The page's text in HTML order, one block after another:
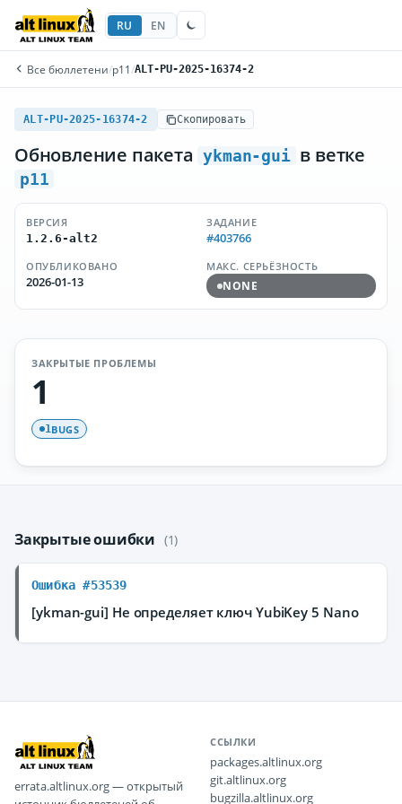
RU EN
Все бюллетени/p11 /ALT-PU-2025-16374-2
ALT-PU-2025-16374-2 Скопировать
Обновление пакета ykman-gui в ветке
p11
ВЕРСИЯ
1.2.6-alt2
ЗАДАНИЕ
#403766
ОПУБЛИКОВАНО
2026-01-13
МАКС. СЕРЬЁЗНОСТЬ
NONE
ЗАКРЫТЫЕ ПРОБЛЕМЫ
1
1BUGS
Закрытые ошибки (1)
Ошибка #53539
[ykman-gui] Не определяет ключ YubiKey 5 Nano
errata.altlinux.org — открытый
ССЫЛКИ
packages.altlinux.org
git.altlinux.org
bugzilla.altlinux.org